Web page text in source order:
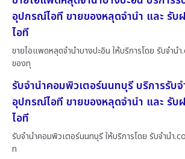
อุปกรณ์ไอที ขายของหลุดจำนำ และ รั
ไอที
ขายไอแพดหลุดจำนำบางปะอิน ให้บริการโดย รับจํานํ
ของทุ
รับจำนำคอมพิวเตอร์นนทบุรี บริการรับ
อุปกรณ์ไอที ขายของหลุดจำนำ และ รั
ไอที
รับจำนำคอมพิวเตอร์นนทบุรี ให้บริการโดย รับจํานํา
ท